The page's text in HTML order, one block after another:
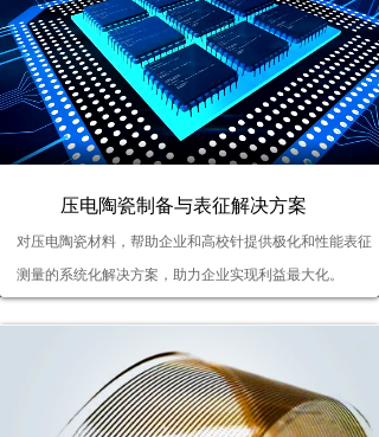
对压电陶瓷材料，帮助企业和高校针提供极化和性能表征
测量的系统化解决方案，助力企业实现利益最大化。
按钮文本
压电陶瓷制备与表征解决方案